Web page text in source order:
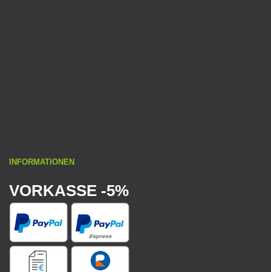
INFORMATIONEN
VORKASSE -5%